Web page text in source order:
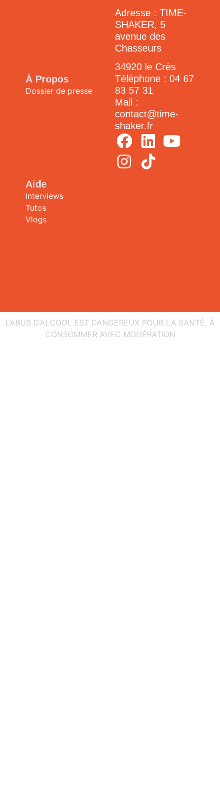
À Propos
Dossier de presse
Aide
Interviews
Tutos
Vlogs
Adresse : TIME-
SHAKER, 5
avenue des
Chasseurs
34920 le Crès
Téléphone : 04 67
83 57 31
Mail :
contact@time-
shaker.fr
L’ABUS D’ALCOOL EST DANGEREUX POUR LA SANTÉ, À
CONSOMMER AVEC MODÉRATION